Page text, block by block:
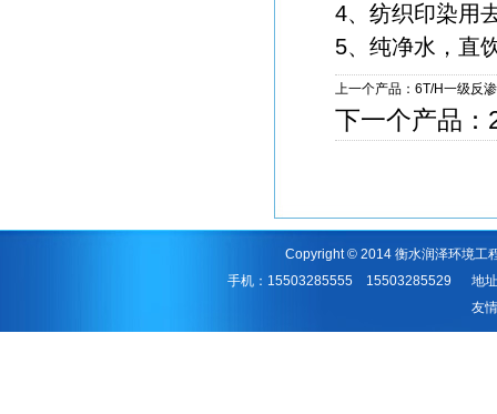
4、纺织印染用
5、纯净水，直
上一个产品： 6T/H一级反
下一个产品：
Copyright © 2014 衡水润泽环境
手机：15503285555 15503285529 地址
友